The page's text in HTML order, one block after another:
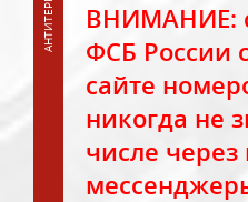
ВНИМАНИЕ:
ФСБ России
сайте
никогда не
числе через